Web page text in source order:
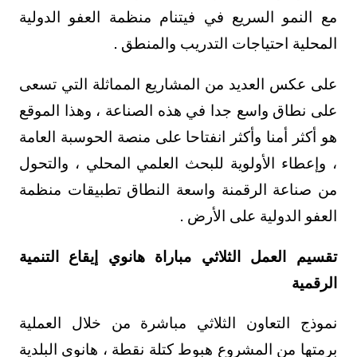
مع النمو السريع في فيتنام منظمة العفو الدولية
المحلية احتياجات التدريب والمنطق .
على عكس العديد من المشاريع المماثلة التي تسعى
على نطاق واسع جدا في هذه الصناعة ، وهذا الموقع
هو أكثر أمنا وأكثر انفتاحا على منصة الحوسبة العامة
، وإعطاء الأولوية للبحث العلمي المحلي ، والتحول
من صناعة الرقمنة واسعة النطاق تطبيقات منظمة
العفو الدولية على الأرض .
تقسيم العمل الثلاثي مباراة هانوي إيقاع التنمية
الرقمية
نموذج التعاون الثلاثي مباشرة من خلال العملية
برمتها من المشروع هبوط كتلة نقطة ، هانوي البلدية